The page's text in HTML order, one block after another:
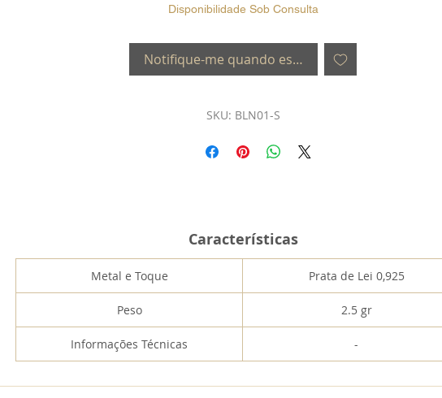
Disponibilidade Sob Consulta
Notifique-me quando estiver disponível
SKU: BLN01-S
Características
Metal e Toque Prata de Lei 0,925
Peso 2.5 gr
Informações Técnicas -